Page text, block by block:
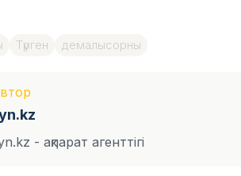
Түрген демалысорны
- ақпарат агенттігі